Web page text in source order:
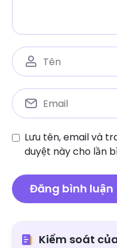
Lưu tên, email và
duyệt này cho lần
Kiểm soát